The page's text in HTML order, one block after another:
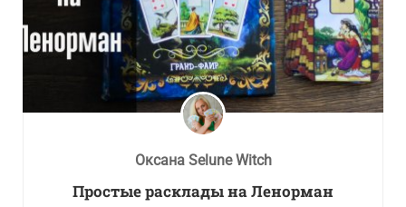
Оксана Selune Witch
Простые расклады на Ленорман